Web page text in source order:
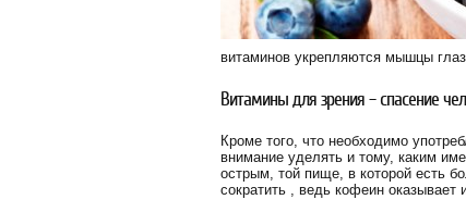
витаминов укрепляются мышцы
Витамины для зрения – спасение
Кроме того, что необходимо
внимание уделять и тому, каким
острым, той пище, в которой есть
сократить , ведь кофеин оказывает